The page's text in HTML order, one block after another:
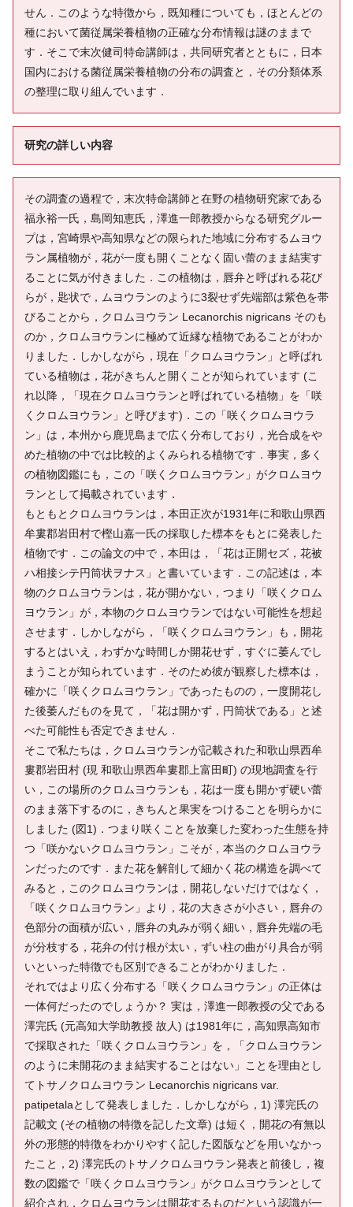
せん．このような特徴から，既知種についても，ほとんどの
種において菌従属栄養植物の正確な分布情報は謎のままで
す．そこで末次健司特命講師は，共同研究者とともに，日本
国内における菌従属栄養植物の分布の調査と，その分類体系
の整理に取り組んでいます．
研究の詳しい内容
その調査の過程で，末次特命講師と在野の植物研究家である
福永裕一氏，島岡知恵氏，澤進一郎教授からなる研究グルー
プは，宮崎県や高知県などの限られた地域に分布するムヨウ
ラン属植物が，花が一度も開くことなく固い蕾のまま結実す
ることに気が付きました．この植物は，唇弁と呼ばれる花び
らが，匙状で，ムヨウランのように3裂せず先端部は紫色を帯
びることから，クロムヨウラン Lecanorchis nigricans そのも
のか，クロムヨウランに極めて近縁な植物であることがわか
りました．しかしながら，現在「クロムヨウラン」と呼ばれ
ている植物は，花がきちんと開くことが知られています (こ
れ以降，「現在クロムヨウランと呼ばれている植物」を「咲
くクロムヨウラン」と呼びます)．この「咲くクロムヨウラ
ン」は，本州から鹿児島まで広く分布しており，光合成をや
めた植物の中では比較的よくみられる植物です．事実，多く
の植物図鑑にも，この「咲くクロムヨウラン」がクロムヨウ
ランとして掲載されています．
もともとクロムヨウランは，本田正次が1931年に和歌山県西
牟婁郡岩田村で樫山嘉一氏の採取した標本をもとに発表した
植物です．この論文の中で，本田は，「花は正開セズ，花被
ハ相接シテ円筒状ヲナス」と書いています．この記述は，本
物のクロムヨウランは，花が開かない，つまり「咲くクロム
ヨウラン」が，本物のクロムヨウランではない可能性を想起
させます．しかしながら，「咲くクロムヨウラン」も，開花
するとはいえ，わずかな時間しか開花せず，すぐに萎んでし
まうことが知られています．そのため彼が観察した標本は，
確かに「咲くクロムヨウラン」であったものの，一度開花し
た後萎んだものを見て，「花は開かず，円筒状である」と述
べた可能性も否定できません．
そこで私たちは，クロムヨウランが記載された和歌山県西牟
婁郡岩田村 (現 和歌山県西牟婁郡上富田町) の現地調査を行
い，この場所のクロムヨウランも，花は一度も開かず硬い蕾
のまま落下するのに，きちんと果実をつけることを明らかに
しました (図1)．つまり咲くことを放棄した変わった生態を持
つ「咲かないクロムヨウラン」こそが，本当のクロムヨウラ
ンだったのです．また花を解剖して細かく花の構造を調べて
みると，このクロムヨウランは，開花しないだけではなく，
「咲くクロムヨウラン」より，花の大きさが小さい，唇弁の
色部分の面積が広い，唇弁の丸みが弱く細い，唇弁先端の毛
が分枝する，花弁の付け根が太い，ずい柱の曲がり具合が弱
いといった特徴でも区別できることがわかりました．
それではより広く分布する「咲くクロムヨウラン」の正体は
一体何だったのでしょうか？ 実は，澤進一郎教授の父である
澤完氏 (元高知大学助教授 故人) は1981年に，高知県高知市
で採取された「咲くクロムヨウラン」を，「クロムヨウラン
のように未開花のまま結実することはない」ことを理由とし
てトサノクロムヨウラン Lecanorchis nigricans var.
patipetalaとして発表しました．しかしながら，1) 澤完氏の
記載文 (その植物の特徴を記した文章) は短く，開花の有無以
外の形態的特徴をわかりやすく記した図版などを用いなかっ
たこと，2) 澤完氏のトサノクロムヨウラン発表と前後し，複
数の図鑑で「咲くクロムヨウラン」がクロムヨウランとして
紹介され，クロムヨウランは開花するものだという認識が一